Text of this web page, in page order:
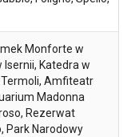
Monforte w
Katedra w
Amfiteatr
Madonna
Rezerwat
Park Narodowy